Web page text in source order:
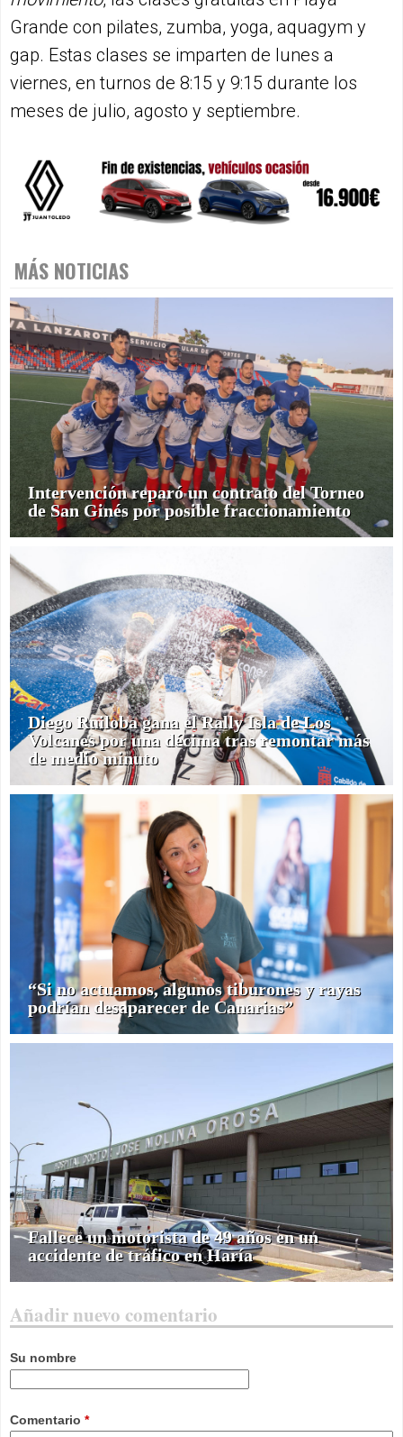
Grande con pilates, zumba, yoga, aquagym y
gap. Estas clases se imparten de lunes a
viernes, en turnos de 8:15 y 9:15 durante los
meses de julio, agosto y septiembre.
MÁS NOTICIAS
Intervención reparó un contrato del Torneo
de San Ginés por posible fraccionamiento
Diego Ruiloba gana el Rally Isla de Los
Volcanes por una décima tras remontar más
de medio minuto
“Si no actuamos, algunos tiburones y rayas
podrían desaparecer de Canarias”
Fallece un motorista de 49 años en un
accidente de tráfico en Haría
Añadir nuevo comentario
Su nombre
Comentario *